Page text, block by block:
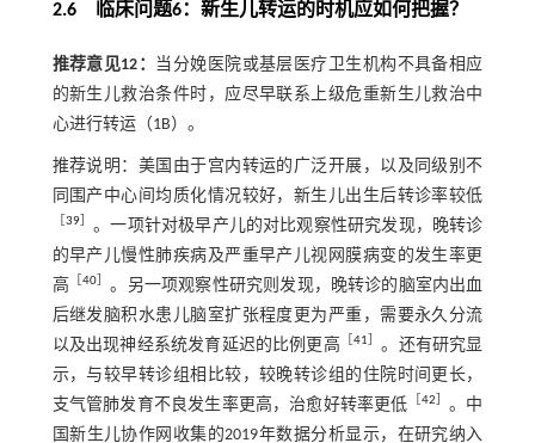
2.6 临床问题6：新生儿转运的时机应如何把握？
推荐意见12： 当分娩医院或基层医疗卫生机构不具备相应
的新生儿救治条件时，应尽早联系上级危重新生儿救治中
心进行转运（1B）。
推荐说明：美国由于宫内转运的广泛开展，以及同级别不
同围产中心间均质化情况较好，新生儿出生后转诊率较低
39］ 。一项针对极早产儿的对比观察性研究发现，晚转诊
的早产儿慢性肺疾病及严重早产儿视网膜病变的发生率更
高［ 40
。另一项观察性研究则发现，晚转诊的脑室内出血
后继发脑积水患儿脑室扩张程度更为严重，需要永久分流
以及出现神经系统发育延迟的比例更高［41
。还有研究显
示，与较早转诊组相比较，较晚转诊组的住院时间更长，
支气管肺发育不良发生率更高，治愈好转率更低
42
。中
国新生儿协作网收集的2019年数据分析显示，在研究纳入